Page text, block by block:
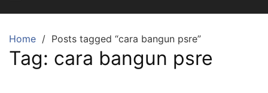
Home Posts tagged “cara bangun psre”
Tag: cara bangun psre